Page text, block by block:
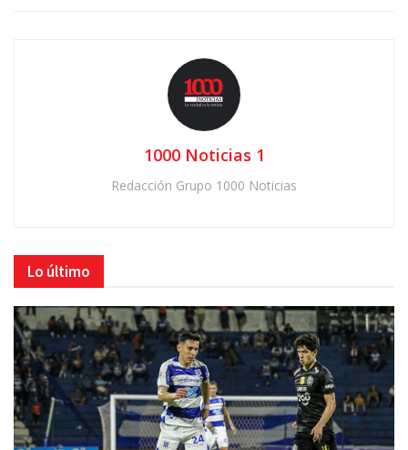
1000 Noticias 1
Redacción Grupo 1000 Noticias
Lo último